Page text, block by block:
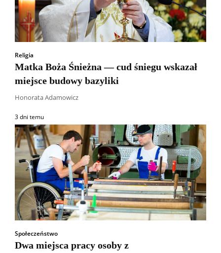
Religia
Matka Boża Śnieżna — cud śniegu wskazał
miejsce budowy bazyliki
Honorata Adamowicz
3 dni temu
Społeczeństwo
Dwa miejsca pracy osoby z